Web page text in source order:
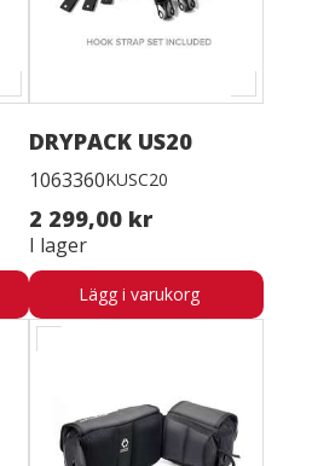
DRYPACK US20
1063360KUSC20
2 299,00 kr
I lager
Lägg i varukorg